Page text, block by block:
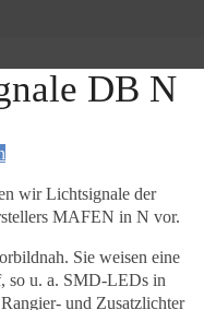
DB N
wir Lichtsignale der
MAFEN in N vor.
Sie weisen eine
so u. a. SMD-LEDs in
und Zusatzlichter